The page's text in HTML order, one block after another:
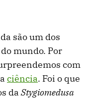
são um dos
mundo. Por
com
ciência. Foi o que
da Stygiomedusa